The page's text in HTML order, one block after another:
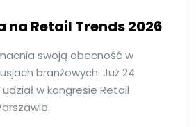
na Retail Trends 2026
swoją obecność w
branżowych. Już 24
w kongresie Retail